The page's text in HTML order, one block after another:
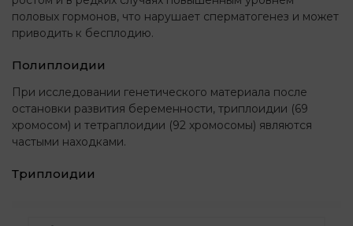
половых гормонов, что нарушает сперматогенез и может
приводить к бесплодию.
Полиплоидии
При исследовании генетического материала после
остановки развития беременности, триплоидии (69
хромосом) и тетраплоидии (92 хромосомы) являются
частыми находками.
Триплоидии